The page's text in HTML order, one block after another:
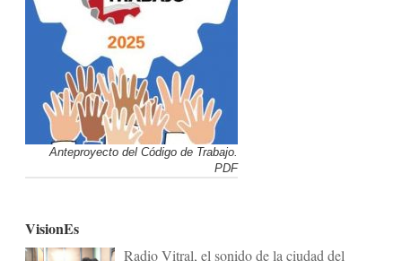
Anteproyecto del Código de Trabajo.
PDF
VisionEs
Radio Vitral, el sonido de la ciudad del